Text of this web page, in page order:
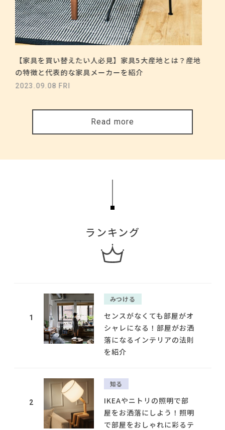
【家具を買い替えたい人必見】家具5大産地とは？産地
の特徴と代表的な家具メーカーを紹介
2023.09.08 FRI
Read more
ランキング
1
みつける
センスがなくても部屋がオ
シャレになる！部屋がお洒
落になるインテリアの法則
を紹介
2
知る
IKEAやニトリの照明で部
屋をお洒落にしよう！照明
で部屋をおしゃれに彩るテ